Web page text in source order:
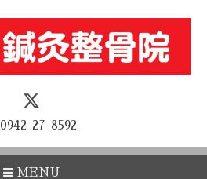
0942-27-8592
MENU